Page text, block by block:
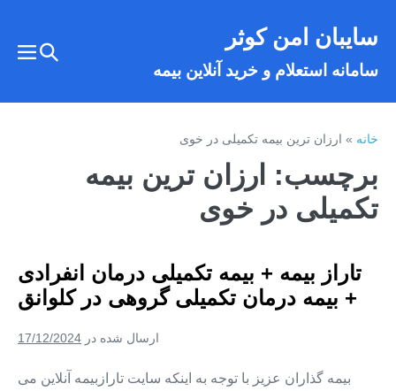
سایبان امن کوثر
سامانه استعلام و خرید آنلاین بیمه
تغییر
خانه»ارزان ترین بیمه تکمیلی در خوی
برچسب: ارزان ترین بیمه
تکمیلی در خوی
تاراز بیمه + بیمه تکمیلی درمان انفرادی
+ بیمه درمان تکمیلی گروهی در کلوانق
ارسال شده در 17/12/2024
بیمه گذاران عزیز با توجه به اینکه سایت تارازبیمه آنلاین می